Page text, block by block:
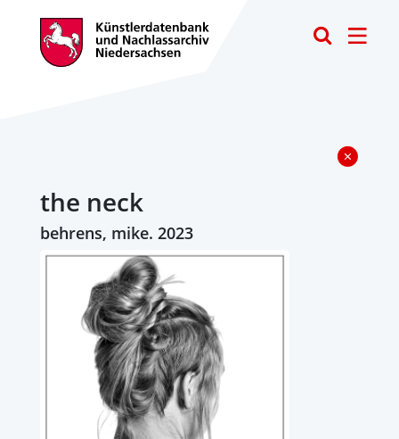
the neck
behrens, mike. 2023